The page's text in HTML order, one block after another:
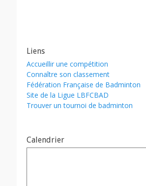
Liens
Accueillir une compétition
Connaître son classement
Fédération Française de Badminton
Site de la Ligue LBFCBAD
Trouver un tournoi de badminton
Calendrier